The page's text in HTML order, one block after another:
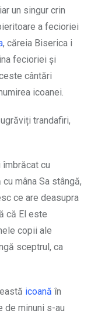
un singur crin
a fecioriei
, căreia Biserica i
fecioriei şi
cântări
icoanei.
trandafiri,
cu
mâna Sa stângă,
ce are deasupra
că El este
copii ale
sceptrul, ca
icoană în
de minuni s-au